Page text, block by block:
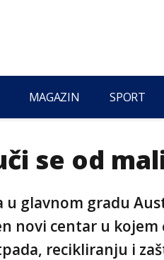
MAGAZIN SPORT
se od
u glavnom gradu
novi centar u kojem
recikliranju i